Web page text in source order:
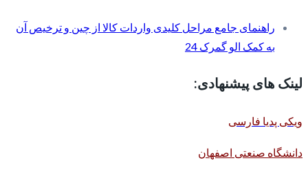
راهنمای جامع مراحل کلیدی واردات کالا از چین و ترخیص آن
به کمک الو گمرک 24
لینک های پیشنهادی:
ویکی پدیا فارسی
دانشگاه صنعتی اصفهان